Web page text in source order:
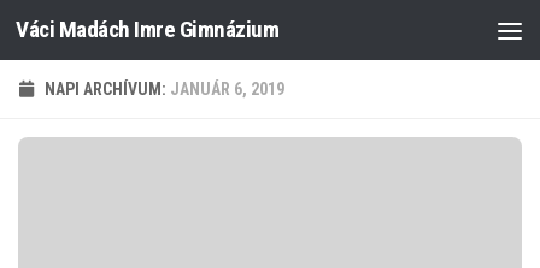
Skip to content
Váci Madách Imre Gimnázium
NAPI ARCHÍVUM: JANUÁR 6, 2019